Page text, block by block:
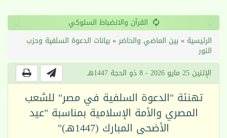
طول الأمد ‹
›
الرئيسية » بين الماضي والحاضر» بيانات الدعوة السلفية وحزب
النور
الإثنين 25 مايو 2026 - 8 ذو الحجة 1447هـ
تهنئة "الدعوة السلفية في مصر" للشعب
المصري والأمة الإسلامية بمناسبة "عيد
الأضحى المبارك (1447هـ)"